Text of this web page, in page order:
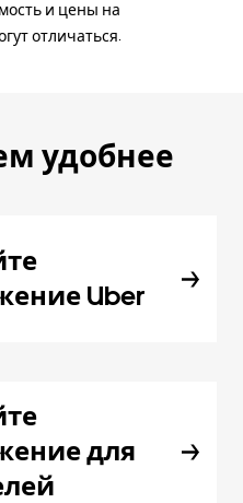
и цены на
отличаться.
удобнее
Uber
для